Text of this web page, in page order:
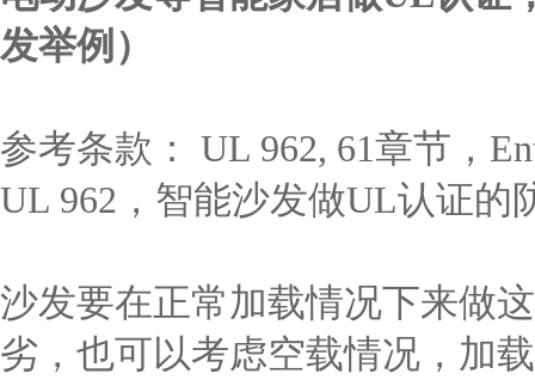
发举例）
参考条款： UL 962, 61章节，
UL 962，智能沙发做UL认证的
沙发要在正常加载情况下来做
劣，也可以考虑空载情况，加